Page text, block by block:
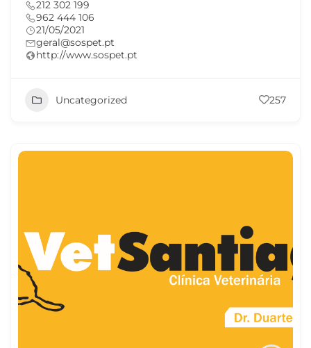
212 302 199
962 444 106
21/05/2021
geral@sospet.pt
http://www.sospet.pt
Uncategorized 257